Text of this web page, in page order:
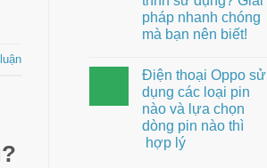
pháp nhanh chóng
mà bạn nên biết!
Điện thoại Oppo sử
dụng các loại pin
nào và lựa chọn
dòng pin nào thì
hợp lý